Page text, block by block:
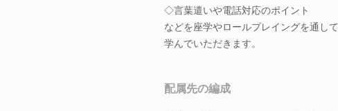
◇言葉遣いや電話対応のポイント
などを座学やロールプレイングを通して
学んでいただきます。
配属先の編成